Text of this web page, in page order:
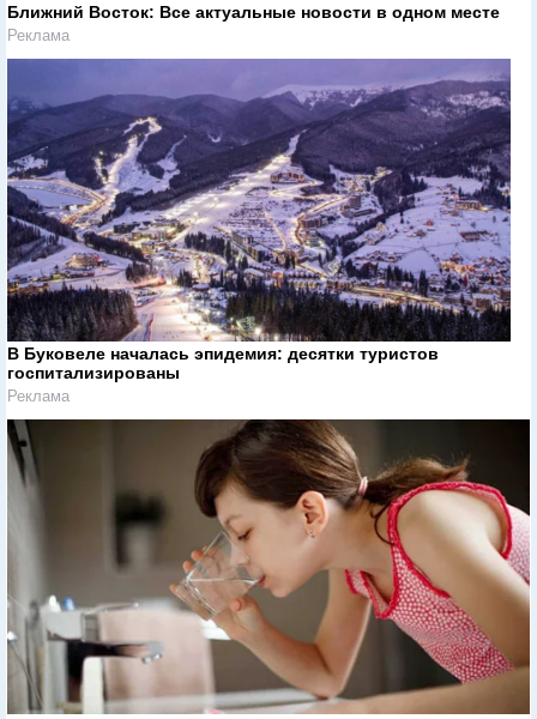
Ближний Восток: Все актуальные новости в одном месте
Реклама
В Буковеле началась эпидемия: десятки туристов
госпитализированы
Реклама